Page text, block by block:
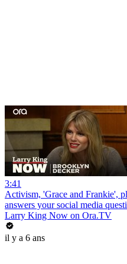
3:41
Activism, 'Grace and Frankie',
answers your social media
Larry King Now on Ora.TV
il y a 6 ans